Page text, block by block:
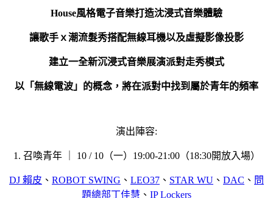
House風格電子音樂打造沈浸式音樂體驗
讓歌手ｘ潮流髮秀搭配無線耳機以及虛擬影像投影
建立一全新沉浸式音樂展演派對走秀模式
以「無線電波」的概念，將在派對中找到屬於青年的頻率
演出陣容:
1. 召喚青年 ｜ 10 / 10（一）19:00-21:00（18:30開放入場）
DJ 賴皮 、 ROBOT SWING 、 LEO37 、 STAR WU 、 DAC 、 問
題總部丁佳慧 、 IP Lockers